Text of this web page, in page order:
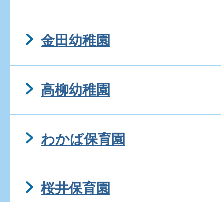
金田幼稚園
高柳幼稚園
わかば保育園
桜井保育園